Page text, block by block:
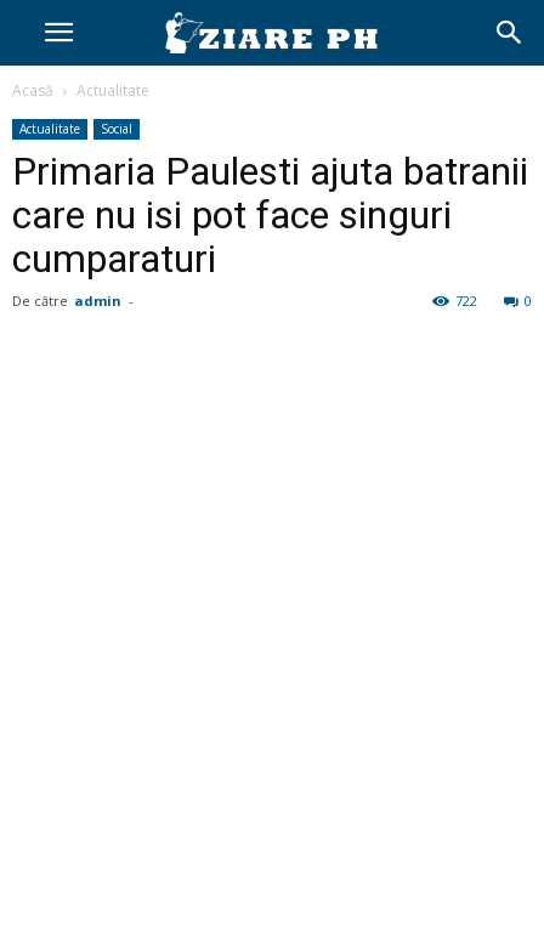
Acasă Actualitate
Actualitate Social
Primaria Paulesti ajuta batranii
care nu isi pot face singuri
cumparaturi
De către admin - 0
722